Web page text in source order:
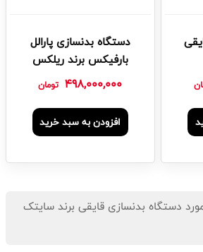
دستگاه بدنسازی پارالل
بارفیکس برند ریلکس
498,000,000 تومان
افزودن به سبد خرید
دستگاه بدنسازی قایقی برند سایتک